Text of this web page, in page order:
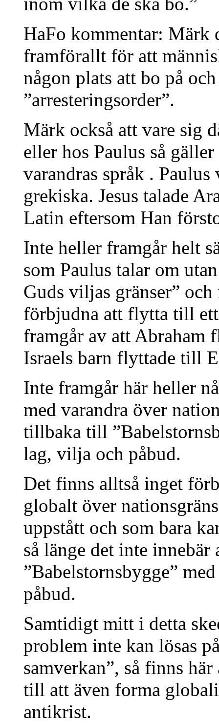
HaFo kommentar: Märk
framförallt för att
någon plats att bo på
”arresteringsorder”.
Märk också att vare sig
eller hos Paulus så
varandras språk .
grekiska. Jesus talade
Latin eftersom Han
Inte heller framgår helt
som Paulus talar om
Guds viljas gränser”
förbjudna att flytta till
framgår av att Abraham
Israels barn flyttade till
Inte framgår här heller
med varandra över
tillbaka till
lag, vilja och påbud.
Det finns alltså inget
globalt över
uppstått och som bara
så länge det inte
”Babelstornsbygge”
påbud.
Samtidigt mitt i detta
problem inte kan lösas
samverkan”, så finns
till att även forma
antikrist.